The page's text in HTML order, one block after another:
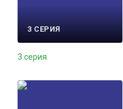
3 СЕРИЯ
3 серия